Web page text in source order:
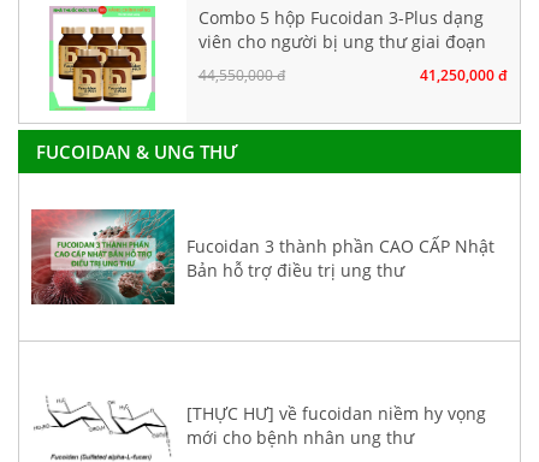
Combo 5 hộp Fucoidan 3-Plus dạng
viên cho người bị ung thư giai đoạn
đầu
44,550,000 đ 41,250,000 đ
FUCOIDAN & UNG THƯ
Fucoidan 3 thành phần CAO CẤP Nhật
Bản hỗ trợ điều trị ung thư
[THỰC HƯ] về fucoidan niềm hy vọng
mới cho bệnh nhân ung thư